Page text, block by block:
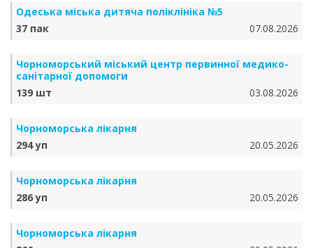
Одеська міська дитяча поліклініка №5
37 пак
07.08.2026
Чорноморський міський центр первинної медико-
санітарної допомоги
139 шт
03.08.2026
Чорноморська лікарня
294 уп
20.05.2026
Чорноморська лікарня
286 уп
20.05.2026
Чорноморська лікарня